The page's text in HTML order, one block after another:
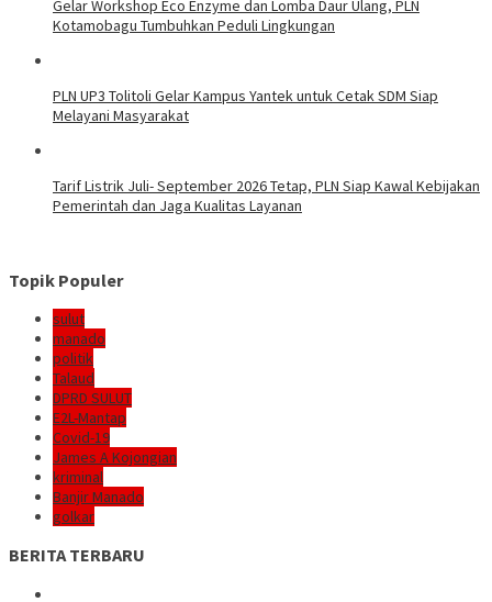
Gelar Workshop Eco Enzyme dan Lomba Daur Ulang, PLN
Kotamobagu Tumbuhkan Peduli Lingkungan
PLN UP3 Tolitoli Gelar Kampus Yantek untuk Cetak SDM Siap
Melayani Masyarakat
Tarif Listrik Juli- September 2026 Tetap, PLN Siap Kawal Kebijakan
Pemerintah dan Jaga Kualitas Layanan
Topik Populer
sulut
manado
politik
Talaud
DPRD SULUT
E2L-Mantap
Covid-19
James A Kojongian
kriminal
Banjir Manado
golkar
BERITA TERBARU